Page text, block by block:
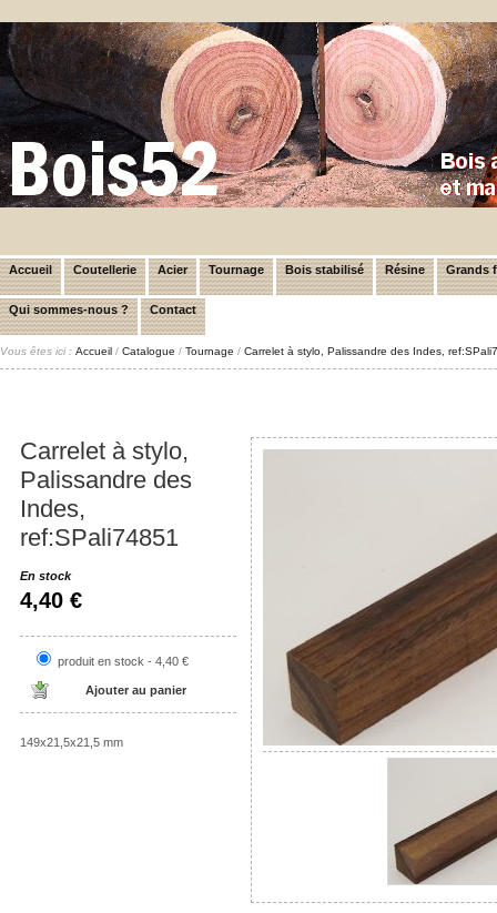
Accueil Coutellerie Acier Tournage Bois stabilisé Résine Grands
Qui sommes-nous ? Contact
Vous êtes ici : Accueil / Catalogue / Tournage / Carrelet à stylo, Palissandre des Indes,
Carrelet à stylo,
Palissandre des
Indes,
ref:SPali74851
En stock
4,40 €
produit en stock - 4,40 €
149x21,5x21,5 mm